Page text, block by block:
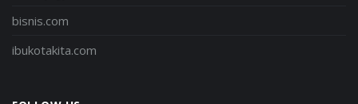
bisnis.com
ibukotakita.com